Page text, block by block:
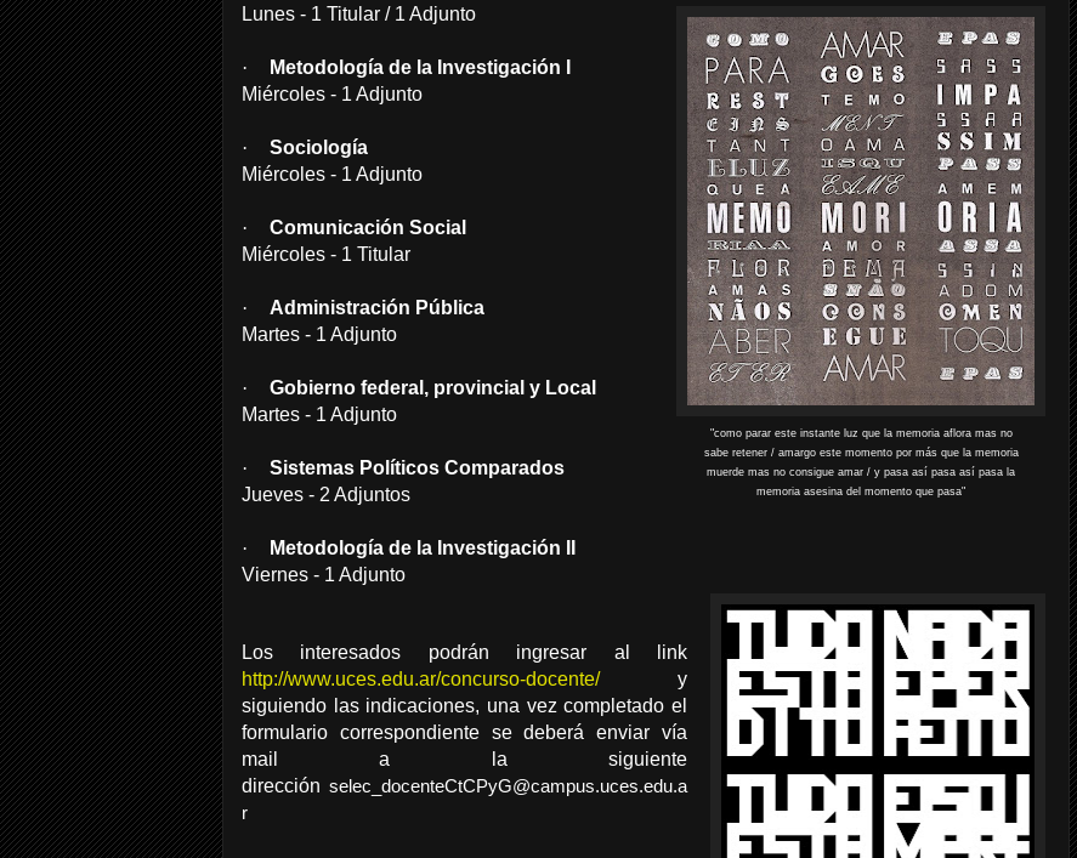
"como parar este instante luz que la memoria aflora mas no
sabe retener / amargo este momento por más que la memoria
muerde mas no consigue amar / y pasa así pasa así pasa la
memoria asesina del momento que pasa"
Lunes - 1 Titular / 1 Adjunto
·
Metodología de la Investigación I
Miércoles - 1 Adjunto
·
Sociología
Miércoles - 1 Adjunto
·
Comunicación Social
Miércoles - 1 Titular
·
Administración Pública
Martes - 1 Adjunto
·
Gobierno federal, provincial y Local
Martes - 1 Adjunto
·
Sistemas Políticos Comparados
Jueves - 2 Adjuntos
·
Metodología de la Investigación II
Viernes - 1 Adjunto
Los interesados podrán ingresar al link
http://www.uces.edu.ar/concurso-docente/y
siguiendo las indicaciones, una vez completado el
formulario correspondiente se deberá enviar vía
mail a la siguiente
dirección selec_docenteCtCPyG@campus.uces.edu.a
r